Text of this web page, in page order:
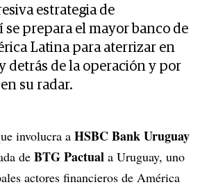
estrategia de
se prepara el mayor banco de
Latina para aterrizar en
detrás de la operación y por
su radar.
involucra a HSBC Bank Uruguay
de BTG Pactual a Uruguay, uno
actores financieros de América